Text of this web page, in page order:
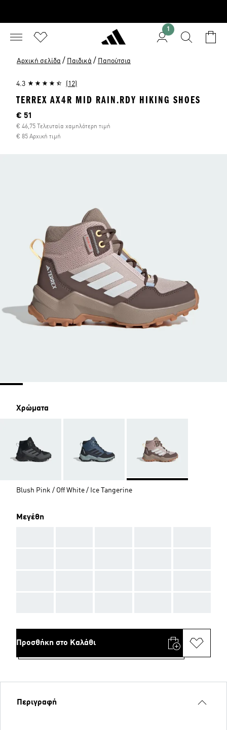
1
Αρχική σελίδα / Παιδικά / Παπούτσια
4.3 (12)
TERREX AX4R MID RAIN.RDY HIKING SHOES
Τρέχουσα τιμή
€ 51
€ 46,75 Τελευταία χαμηλότερη τιμή
€ 85 Αρχική τιμή
Χρώματα
Blush Pink / Off White / Ice Tangerine
Μεγέθη
Προσθήκη στο Καλάθι
Περιγραφή